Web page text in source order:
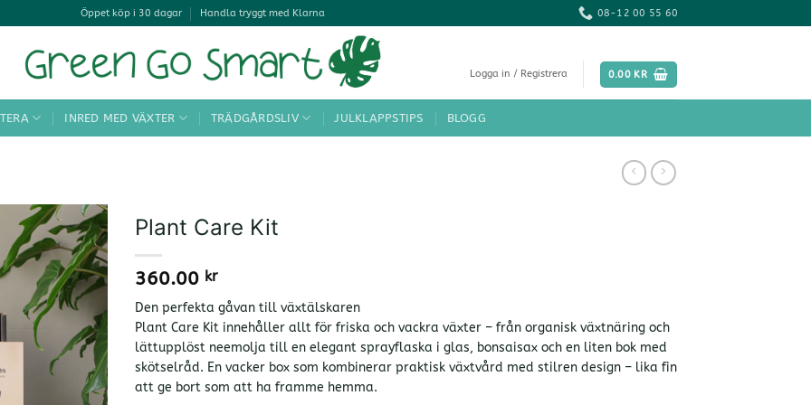
Öppet köp i 30 dagar Handla tryggt med Klarna 08-12 00 55 60
Logga in / Registrera 0.00 KR
INRED MED VÄXTER TRÄDGÅRDSLIV JULKLAPPSTIPS BLOGG
Plant Care Kit
360.00 kr
Den perfekta gåvan till växtälskaren
Plant Care Kit innehåller allt för friska och vackra växter – från organisk växtnäring och
lättupplöst neemolja till en elegant sprayflaska i glas, bonsaisax och en liten bok med
skötselråd. En vacker box som kombinerar praktisk växtvård med stilren design – lika fin
att ge bort som att ha framme hemma.